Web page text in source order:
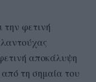
φετινή
αποκάλυψη
τη σημαία του